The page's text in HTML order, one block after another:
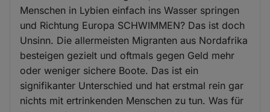
Menschen in Lybien einfach ins Wasser springen
und Richtung Europa SCHWIMMEN? Das ist doch
Unsinn. Die allermeisten Migranten aus Nordafrika
besteigen gezielt und oftmals gegen Geld mehr
oder weniger sichere Boote. Das ist ein
signifikanter Unterschied und hat erstmal rein gar
nichts mit ertrinkenden Menschen zu tun. Was für